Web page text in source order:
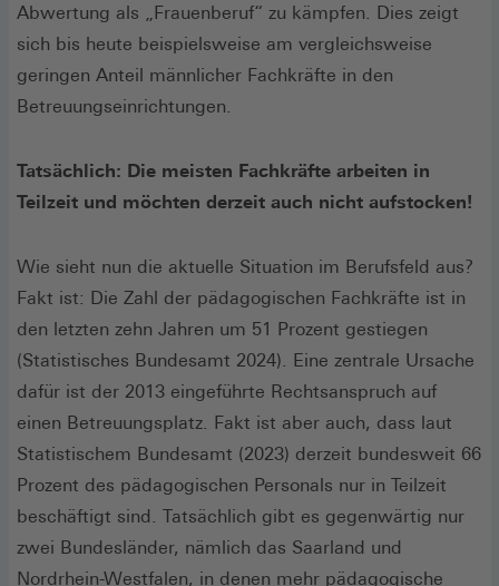
Abwertung als „Frauenberuf“ zu kämpfen. Dies zeigt
sich bis heute beispielsweise am vergleichsweise
geringen Anteil männlicher Fachkräfte in den
Betreuungseinrichtungen.
Tatsächlich: Die meisten Fachkräfte arbeiten in
Teilzeit und möchten derzeit auch nicht aufstocken!
Wie sieht nun die aktuelle Situation im Berufsfeld aus?
Fakt ist: Die Zahl der pädagogischen Fachkräfte ist in
den letzten zehn Jahren um 51 Prozent gestiegen
(Statistisches Bundesamt 2024). Eine zentrale Ursache
dafür ist der 2013 eingeführte Rechtsanspruch auf
einen Betreuungsplatz. Fakt ist aber auch, dass laut
Statistischem Bundesamt (2023) derzeit bundesweit 66
Prozent des pädagogischen Personals nur in Teilzeit
beschäftigt sind. Tatsächlich gibt es gegenwärtig nur
zwei Bundesländer, nämlich das Saarland und
Nordrhein-Westfalen, in denen mehr pädagogische